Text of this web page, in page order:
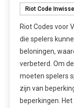
Riot Code
Riot Codes voor
die spelers
beloningen,
verbeterd. Om
moeten spelers
zijn van
beperkingen.